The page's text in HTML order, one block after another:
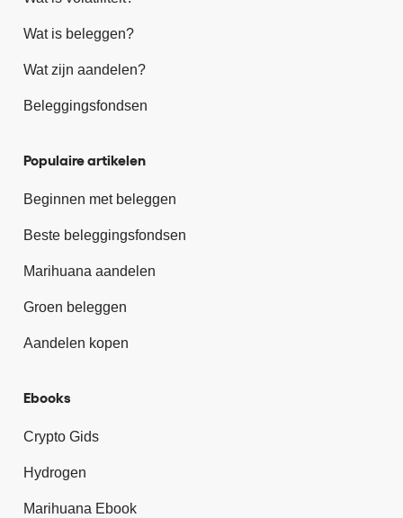
Wat is beleggen?
Wat zijn aandelen?
Beleggingsfondsen
Populaire artikelen
Beginnen met beleggen
Beste beleggingsfondsen
Marihuana aandelen
Groen beleggen
Aandelen kopen
Ebooks
Crypto Gids
Hydrogen
Marihuana Ebook